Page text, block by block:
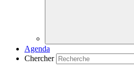
Agenda
Chercher